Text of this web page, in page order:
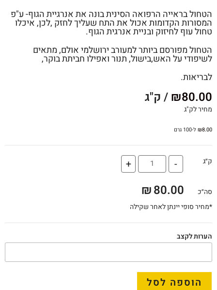
הטחול בראייה הרפואה הסינית בונה את אנרגיית הגוף- ע"פ
המסורות הקדומות אכול את התח שעליך לחזק ,לכן, איכלו
טחול עוף לחיזוק ובניית אנרגית הגוף.
הטחול מפורסם ביותר למעורב ירושלמי אולם, מתאים
לשיפודי על האש,בישול, תנור ואפילו חביתת בוקר,
לבריאות.
₪80.00 / ק"ג
מחיר לק"ג
₪8.00 ל-100 גרם
ק״ג -
+
סה״כ 80.00
₪
*מחיר סופי יינתן לאחר שקילה
הערות לקצב
הוספה לסל